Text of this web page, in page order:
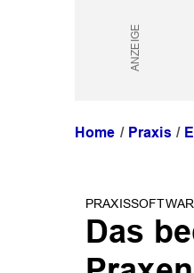
Home Praxis
Das